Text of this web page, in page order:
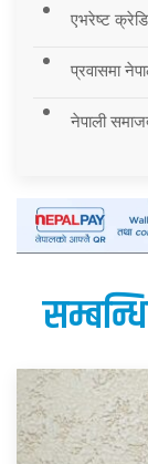
एभरेष्ट
प्रवासमा
नेपाली